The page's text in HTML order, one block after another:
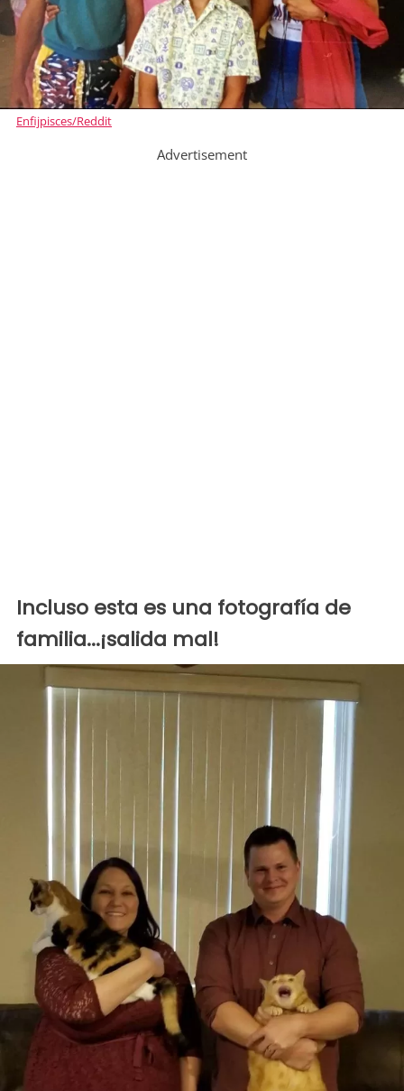
Enfijpisces/Reddit
Advertisement
Incluso esta es una fotografía de
familia...¡salida mal!